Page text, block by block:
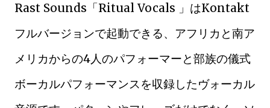
Rast Sounds「Ritual Vocals 」はKontakt
フルバージョンで起動できる、アフリカと南ア
メリカからの4人のパフォーマーと部族の儀式
ボーカルパフォーマンスを収録したヴォーカル